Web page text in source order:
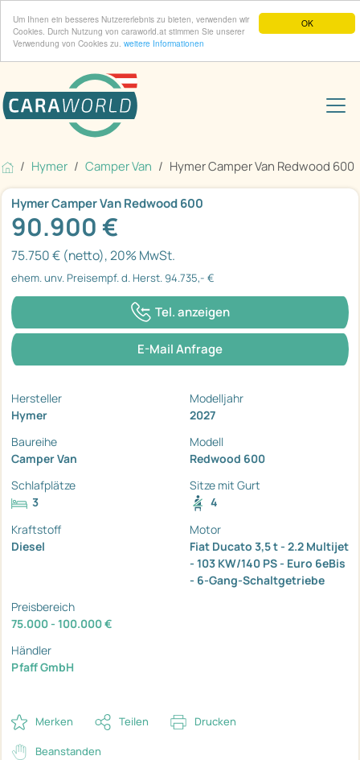
OK
Um Ihnen ein besseres Nutzererlebnis zu bieten, verwenden wir
Cookies. Durch Nutzung von caraworld.at stimmen Sie unserer
Verwendung von Cookies zu. weitere Informationen
Hymer Camper Van Hymer Camper Van Redwood 600
Hymer Camper Van Redwood 600
90.900 €
75.750 € (netto), 20% MwSt.
ehem. unv. Preisempf. d. Herst. 94.735,- €
Tel. anzeigen
E-Mail Anfrage
Hersteller
Hymer
Modelljahr
2027
Baureihe
Camper Van
Modell
Redwood 600
Schlafplätze
3
Sitze mit Gurt
4
Kraftstoff
Diesel
Motor
Fiat Ducato 3,5 t - 2.2 Multijet
- 103 KW/140 PS - Euro 6eBis
- 6-Gang-Schaltgetriebe
Preisbereich
75.000 - 100.000 €
Händler
Pfaff GmbH
Merken Teilen Drucken
Beanstanden